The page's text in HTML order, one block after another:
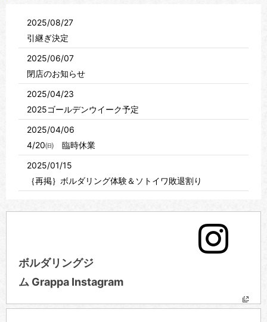
2025/08/27
引継ぎ決定
2025/06/07
閉店のお知らせ
2025/04/23
2025ゴールデンウイーク予定
2025/04/06
4/20㈰ 臨時休業
2025/01/15
｛再掲｝ボルダリング体験＆ソトイワ敗退割り
無料体験会
2024/07/28
ボルダリングジ
ム Grappa Instagram